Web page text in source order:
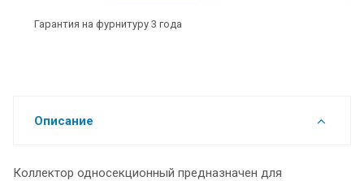
Гарантия на фурнитуру 3 года
Описание
Коллектор односекционный предназначен для